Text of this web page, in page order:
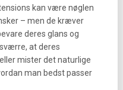
kan være nøglen
– men de kræver
deres glans og
at deres
mister det naturlige
man bedst passer